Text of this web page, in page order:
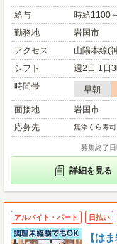
給与
時給1100
勤務地
岩国市
アクセス
山陽本線(
シフト
週2日 1日
時間帯
早朝
面接地
岩国市
応募先
無添くら寿
募集終了
詳細を見る
アルバイト・パート 日払い
【は